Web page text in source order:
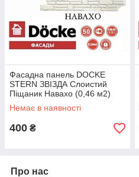
Фасадна панель DOCKE
STERN ЗВІЗДА Слоистий
Піщаник Навахо (0,46 м2)
Немає в наявності
400 ₴
Про нас